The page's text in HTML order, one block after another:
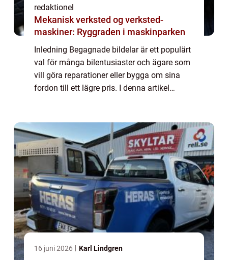
redaktionel
Mekanisk verksted og verksted-
maskiner: Ryggraden i maskinparken
Inledning Begagnade bildelar är ett populärt
val för många bilentusiaster och ägare som
vill göra reparationer eller bygga om sina
fordon till ett lägre pris. I denna artikel
16 juni 2026 Karl Lindgren